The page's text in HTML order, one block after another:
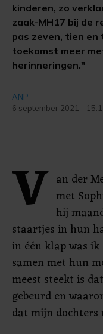
kinderen, zo
zaak-MH17 bij de
pas zeven, tien en
toekomst meer
herinneringen."
ANP
6 september 2021 -
V an der
met
hij
staartjes in hun
in één klap was
samen met hun
meest steekt is
gebeurd en
dat mijn dochters